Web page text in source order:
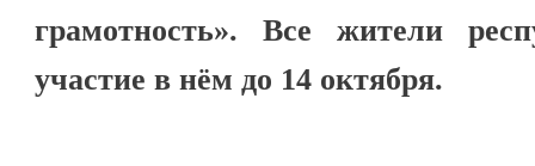
грамотность». Все жители
участие в нём до 14 октября.